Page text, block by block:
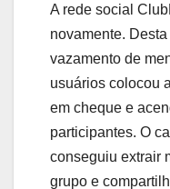
A rede social
novamente.
vazamento de
usuários colocou
em cheque e
participantes. O
conseguiu extrair
grupo e